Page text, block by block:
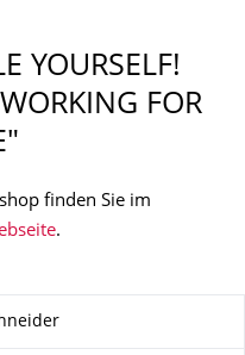
YOURSELF!
FOR
finden Sie im
.